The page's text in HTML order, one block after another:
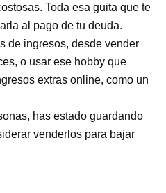
Toda esa guita que te
al pago de tu deuda.
de ingresos, desde vender
o usar ese hobby que
extras online, como un
has estado guardando
venderlos para bajar